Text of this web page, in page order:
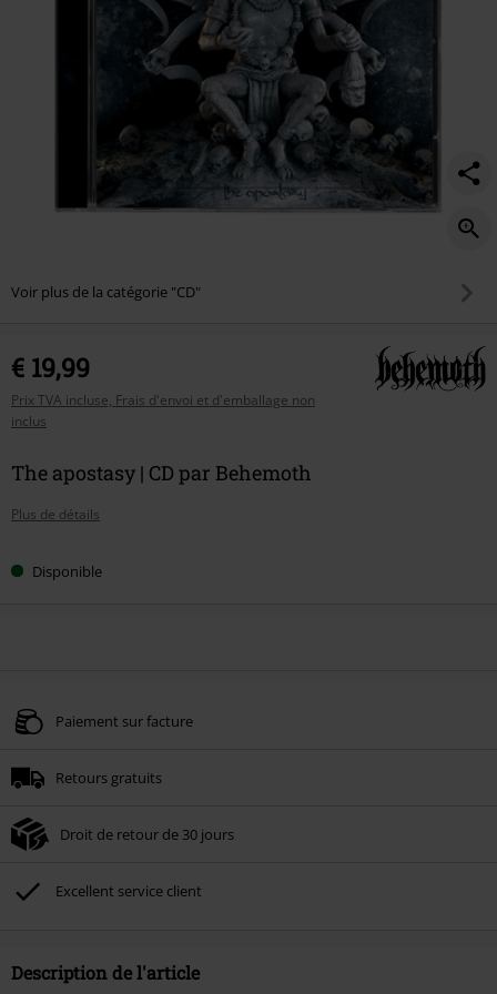
Voir plus de la catégorie "CD"
€ 19,99
Prix TVA incluse, Frais d'envoi et d'emballage non
inclus
The apostasy | CD par Behemoth
Plus de détails
Disponible
Paiement sur facture
Retours gratuits
Droit de retour de 30 jours
Excellent service client
Description de l'article